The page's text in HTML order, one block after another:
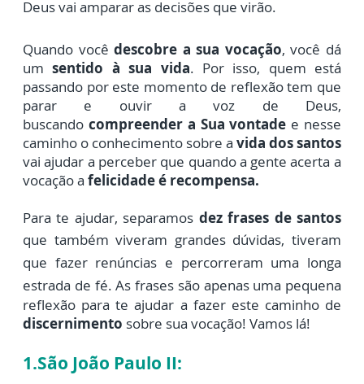
Deus vai amparar as decisões que virão.
Quando vocêdescobre a sua vocação, você dá
um sentido à sua vida. Por isso, quem está
passando por este momento de reflexão tem que
parar e ouvir a voz de Deus,
buscando compreender a Sua vontade e nesse
caminho o conhecimento sobre a vida dos santos
vai ajudar a perceber que quando a gente acerta a
vocação a felicidade é recompensa.
Para te ajudar, separamos dez frases de santos
que também viveram grandes dúvidas, tiveram
que fazer renúncias e percorreram uma longa
estrada de fé.As frases são apenas uma pequena
reflexão para te ajudar a fazer este caminho de
discernimento sobre sua vocação! Vamos lá!
1.São João Paulo II: